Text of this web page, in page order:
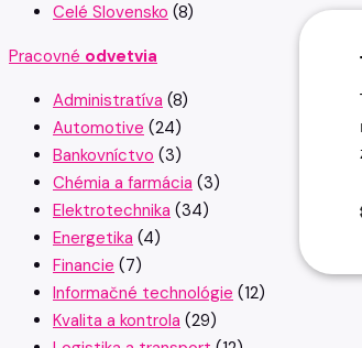
Celé Slovensko (8)
Pracovné odvetvia
Administratíva (8)
Automotive (24)
Bankovníctvo (3)
Chémia a farmácia (3)
Elektrotechnika (34)
Energetika (4)
Financie (7)
Informačné technológie (12)
Kvalita a kontrola (29)